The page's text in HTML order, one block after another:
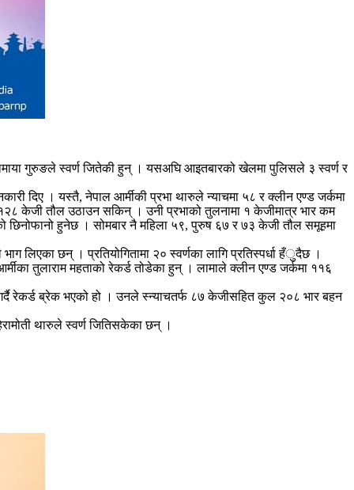
गुरुङले स्वर्ण जितेकी हुन् । यसअघि आइतबारको खेलमा पुलिसले ३ स्वर्ण र
दिए । यस्तै, नेपाल आर्मीकी प्रभा थारुले न्याचमा ५८ र क्लीन एण्ड जर्कमा
केजी तौल उठाउन सकिन् । उनी प्रभाको तुलनामा १ केजीमात्र भार कम
छिनोफानो हुनेछ । सोमबार नै महिला ५९, पुरुष ६७ र ७३ केजी तौल समूहमा
लिएका छन् । प्रतियोगितामा २० स्वर्णका लागि प्रतिस्पर्धा हँुदैछ ।
तुलाराम महताको रेकर्ड तोडेका हुन् । लामाले क्लीन एण्ड जर्कमा ११६
रेकर्ड ब्रेक भएको हो । उनले स्न्याचतर्फ ८७ केजीसहित कुल २०८ भार बहन
थारुले स्वर्ण जितिसकेका छन् ।